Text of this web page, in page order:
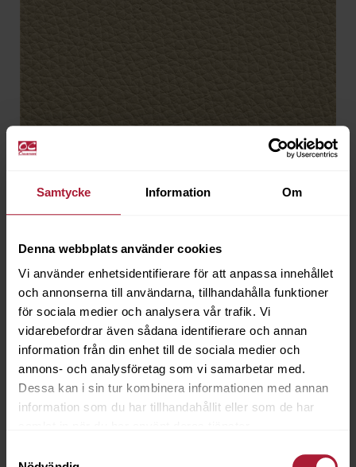
Samtycke Information Om
Denna webbplats använder cookies
Vi använder enhetsidentifierare för att anpassa innehållet
och annonserna till användarna, tillhandahålla funktioner
för sociala medier och analysera vår trafik. Vi
vidarebefordrar även sådana identifierare och annan
information från din enhet till de sociala medier och
annons- och analysföretag som vi samarbetar med.
Dessa kan i sin tur kombinera informationen med annan
information som du har tillhandahållit eller som de har